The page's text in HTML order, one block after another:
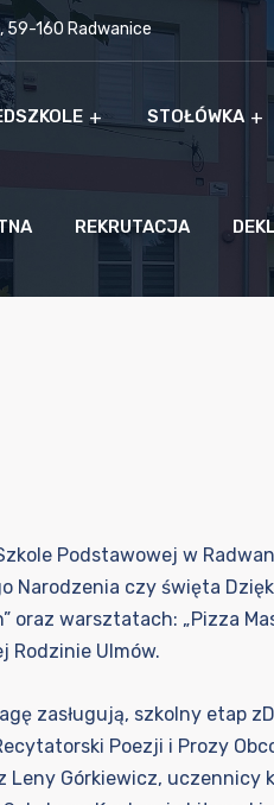
59-160 Radwanice
STOŁÓWKA
REKRUTACJA
Podstawowej w
Narodzenia czy święta
warsztatach: „Pizza
Rodzinie Ulmów.
zasługują, szkolny etap
Poezji i Prozy
Leny Górkiewicz,